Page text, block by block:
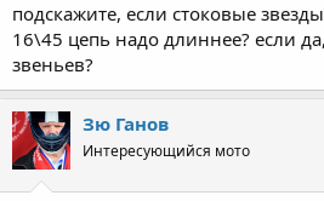
подскажите, если стоковые
16\45 цепь надо длиннее? если
звеньев?
Зю Ганов
Интересующийся мото